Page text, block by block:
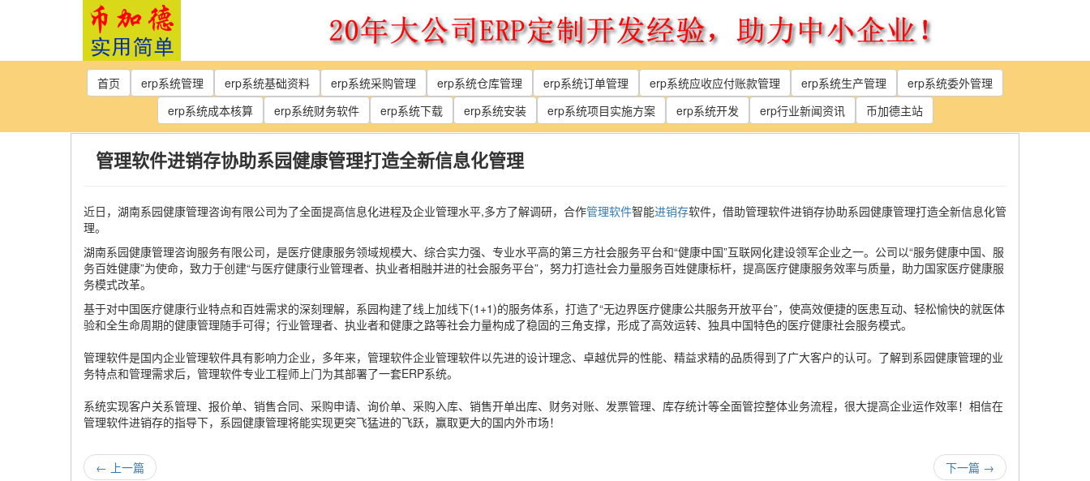
首页
erp系统管理 erp系统基础资料 erp系统采购管理 erp系统仓库管理 erp系统订单管理 erp系统应收应付账款管理 erp系统生产管理
erp系统委外管理
erp系统成本核算
erp系统财务软件 erp系统下载 erp系统安装 erp系统项目实施方案 erp系统开发 erp行业新闻资讯 币加德主站
管理软件进销存协助系园健康管理打造全新信息化管理
近日，湖南系园健康管理咨询有限公司为了全面提高信息化进程及企业管理水平,多方了解调研，合作管理软件智能进销存软件，借助管理软件进销存协助系园健康管理打造全新信息化管
理。
湖南系园健康管理咨询服务有限公司，是医疗健康服务领域规模大、综合实力强、专业水平高的第三方社会服务平台和“健康中国”互联网化建设领军企业之一。公司以“服务健康中国、服
务百姓健康”为使命，致力于创建“与医疗健康行业管理者、执业者相融并进的社会服务平台”，努力打造社会力量服务百姓健康标杆，提高医疗健康服务效率与质量，助力国家医疗健康服
务模式改革。
基于对中国医疗健康行业特点和百姓需求的深刻理解，系园构建了线上加线下(1+1)的服务体系，打造了“无边界医疗健康公共服务开放平台”，使高效便捷的医患互动、轻松愉快的就医体
验和全生命周期的健康管理随手可得；行业管理者、执业者和健康之路等社会力量构成了稳固的三角支撑，形成了高效运转、独具中国特色的医疗健康社会服务模式。
管理软件是国内企业管理软件具有影响力企业，多年来，管理软件企业管理软件以先进的设计理念、卓越优异的性能、精益求精的品质得到了广大客户的认可。了解到系园健康管理的业
务特点和管理需求后，管理软件专业工程师上门为其部署了一套ERP系统。
系统实现客户关系管理、报价单、销售合同、采购申请、询价单、采购入库、销售开单出库、财务对账、发票管理、库存统计等全面管控整体业务流程，很大提高企业运作效率！相信在
管理软件进销存的指导下，系园健康管理将能实现更突飞猛进的飞跃，赢取更大的国内外市场！
← 上一篇 下一篇 →